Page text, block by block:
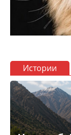
Истории